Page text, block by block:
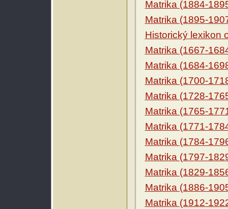
Matrika (1884-
Matrika (1895-
Historický lexikon
Matrika (1667-
Matrika (1684-
Matrika (1700-
Matrika (1728-
Matrika (1765-
Matrika (1771-
Matrika (1784-
Matrika (1797-
Matrika (1829-
Matrika (1886-
Matrika (1912-